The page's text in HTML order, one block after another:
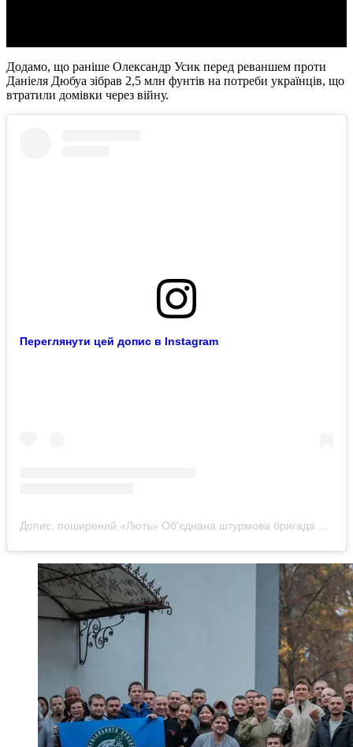
Додамо, що раніше Олександр Усик перед реваншем проти
Даніеля Дюбуа зібрав 2,5 млн фунтів на потреби українців, що
втратили домівки через війну.
Переглянути цей допис в Instagram